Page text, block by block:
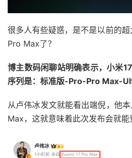
很多人有些疑惑，是不是以前的
Pro Max了？
博主数码闲聊站明确表示，小米
序列是：标准版-Pro-Pro Max-
从卢伟冰发文就能看出端倪，他
Max，这就意味着此次发布会就能